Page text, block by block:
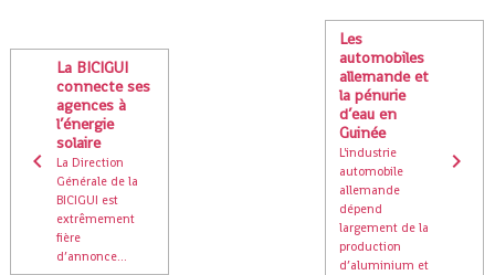
La BICIGUI
connecte ses
agences à
l’énergie
solaire
La Direction
Générale de la
BICIGUI est
extrêmement
fière
d’annonce...
Les
automobiles
allemande et
la pénurie
d’eau en
Guinée
L'industrie
automobile
allemande
dépend
largement de la
production
d’aluminium et